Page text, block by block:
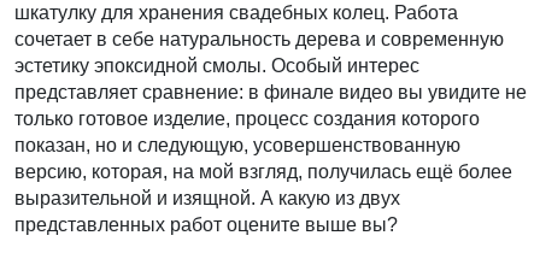
шкатулку для хранения свадебных колец. Работа
сочетает в себе натуральность дерева и современную
эстетику эпоксидной смолы. Особый интерес
представляет сравнение: в финале видео вы увидите не
только готовое изделие, процесс создания которого
показан, но и следующую, усовершенствованную
версию, которая, на мой взгляд, получилась ещё более
выразительной и изящной. А какую из двух
представленных работ оцените выше вы?